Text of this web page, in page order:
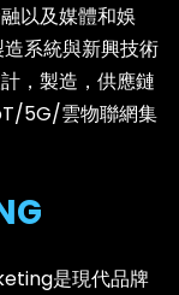
以及媒體和娛
系統與新興技術
，製造，供應鏈
5G/雲物聯網集
是現代品牌